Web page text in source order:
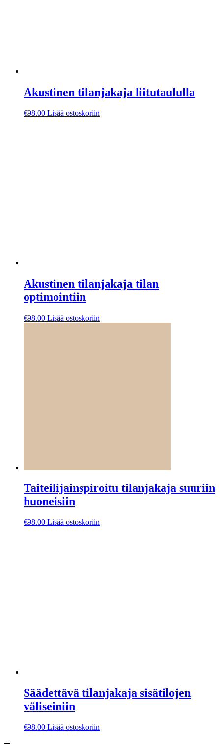
Akustinen tilanjakaja liitutaululla
€98.00 Lisää ostoskoriin
Akustinen tilanjakaja tilan
optimointiin
€98.00 Lisää ostoskoriin
Taiteilijainspiroitu tilanjakaja suuriin
huoneisiin
€98.00 Lisää ostoskoriin
Säädettävä tilanjakaja sisätilojen
väliseiniin
€98.00 Lisää ostoskoriin